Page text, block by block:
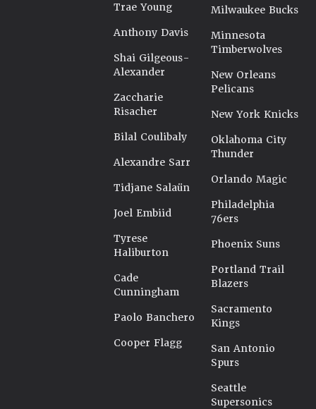
Trae Young
Anthony Davis
Shai Gilgeous-
Alexander
Zaccharie
Risacher
Bilal Coulibaly
Alexandre Sarr
Tidjane Salaün
Joel Embiid
Tyrese
Haliburton
Cade
Cunningham
Paolo Banchero
Cooper Flagg
Milwaukee Bucks
Minnesota
Timberwolves
New Orleans
Pelicans
New York Knicks
Oklahoma City
Thunder
Orlando Magic
Philadelphia
76ers
Phoenix Suns
Portland Trail
Blazers
Sacramento
Kings
San Antonio
Spurs
Seattle
Supersonics